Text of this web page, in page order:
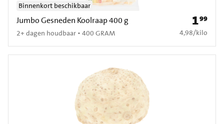
Jumbo Gesneden Koolraap 400 g
2+ dagen houdbaar • 400 GRAM
Binnenkort beschikbaar
Prijs: €
199
€ 4,98 per kilo
4,98/kilo